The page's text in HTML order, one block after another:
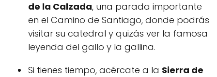
de la Calzada, una parada importante
en el Camino de Santiago, donde podrás
visitar su catedral y quizás ver la famosa
leyenda del gallo y la gallina.
Si tienes tiempo, acércate a la Sierra de